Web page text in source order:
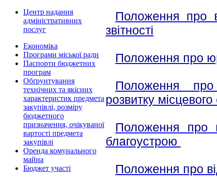
Центр надання
адміністративних
послуг
Економіка
Програми міської ради
Паспорти бюджетних
програм
Обґрунтування
технічних та якісних
характеристик предмета
закупівлі, розміру
бюджетного
призначення, очікуваної
вартості предмета
закупівлі
Оренда комунального
майна
Бюджет участі
Положення про
звітності
Положення про
Положення
розвитку
Положення про
благоустрою
Положення про